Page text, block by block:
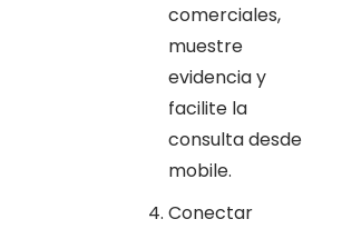
comerciales,
muestre
evidencia y
facilite la
consulta desde
mobile.
Conectar